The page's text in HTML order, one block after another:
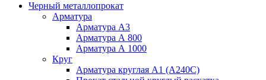
Черный металлопрокат
Арматура
Арматура А3
Арматура А 800
Арматура А 1000
Круг
Арматура круглая А1 (А240C)